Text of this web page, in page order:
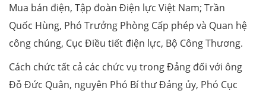
Mua bán điện, Tập đoàn Điện lực Việt Nam; Trần
Quốc Hùng, Phó Trưởng Phòng Cấp phép và Quan hệ
công chúng, Cục Điều tiết điện lực, Bộ Công Thương.
Cách chức tất cả các chức vụ trong Đảng đối với ông
Đỗ Đức Quân, nguyên Phó Bí thư Đảng ủy, Phó Cục